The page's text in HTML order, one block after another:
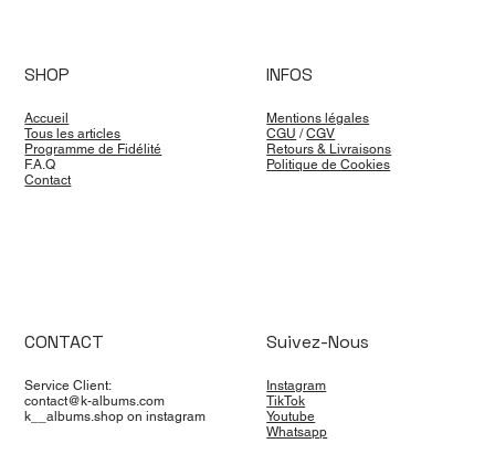
SHOP
Accueil
Tous les articles
Programme de Fidélité
F.A.Q
Contact
INFOS
Mentions légales
CGU /CGV
Retours & Livraisons
Politique de Cookies
CONTACT
Service Client:
contact@k-albums.com
k__albums.shop on instagram
Suivez-Nous
Instagram
TikTok
Youtube
Whatsapp